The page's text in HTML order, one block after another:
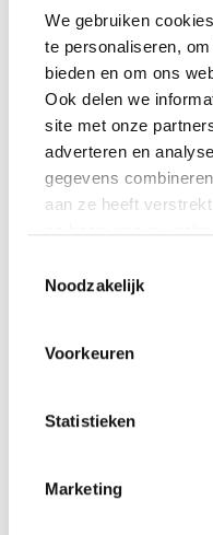
We gebruiken
te personaliseren,
bieden en om ons
Ook delen we
site met onze
adverteren en
gegevens
aan ze heeft
Noodzakelijk
Voorkeuren
Statistieken
Marketing
DIY VOOR